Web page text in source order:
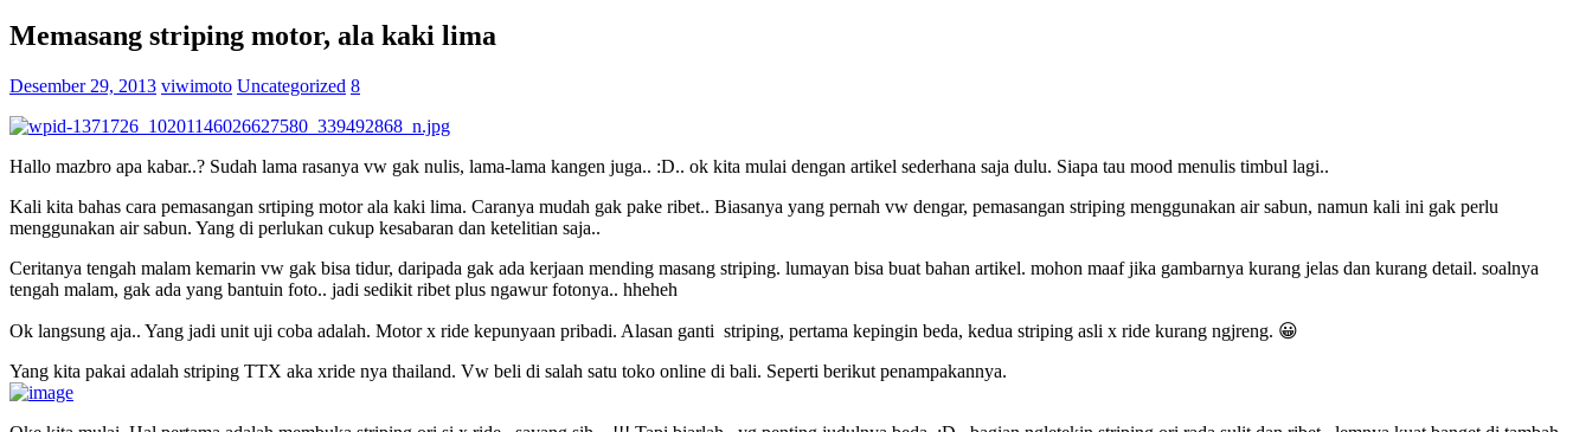
Memasang striping motor, ala kaki lima
Desember 29, 2013 viwimoto Uncategorized 8
Hallo mazbro apa kabar..? Sudah lama rasanya vw gak nulis, lama-lama kangen juga.. :D.. ok kita mulai dengan artikel sederhana saja dulu. Siapa tau mood menulis timbul lagi..
Kali kita bahas cara pemasangan srtiping motor ala kaki lima. Caranya mudah gak pake ribet.. Biasanya yang pernah vw dengar, pemasangan striping menggunakan air sabun, namun kali ini gak perlu
menggunakan air sabun. Yang di perlukan cukup kesabaran dan ketelitian saja..
Ceritanya tengah malam kemarin vw gak bisa tidur, daripada gak ada kerjaan mending masang striping. lumayan bisa buat bahan artikel. mohon maaf jika gambarnya kurang jelas dan kurang detail. soalnya
tengah malam, gak ada yang bantuin foto.. jadi sedikit ribet plus ngawur fotonya.. hheheh
Ok langsung aja.. Yang jadi unit uji coba adalah. Motor x ride kepunyaan pribadi. Alasan ganti striping, pertama kepingin beda, kedua striping asli x ride kurang ngjreng. 😀
Yang kita pakai adalah striping TTX aka xride nya thailand. Vw beli di salah satu toko online di bali. Seperti berikut penampakannya.